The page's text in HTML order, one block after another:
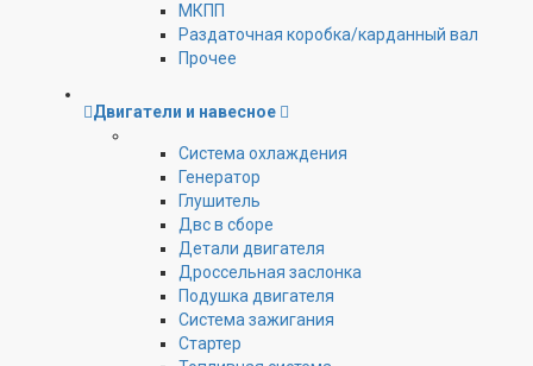
МКПП
Раздаточная коробка/карданный вал
Прочее
Двигатели и навесное
Cистема охлаждения
Генератор
Глушитель
Двс в сборе
Детали двигателя
Дроссельная заслонка
Подушка двигателя
Система зажигания
Стартер